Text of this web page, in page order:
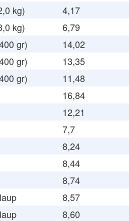
kg)
4,17
kg)
6,79
gr)
14,02
gr)
13,35
gr)
11,48
16,84
12,21
7,7
8,24
8,44
8,74
8,57
8,60